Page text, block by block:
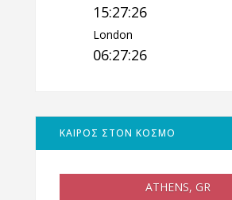
15:27:27
London
06:27:27
ΚΑΙΡΟΣ ΣΤΟΝ ΚΟΣΜΟ
ATHENS, GR